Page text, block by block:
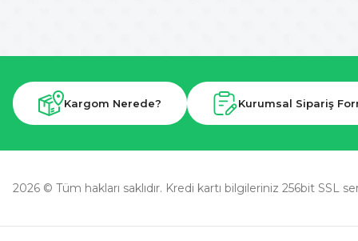
Kargom Nerede? Kurumsal Sipariş
2026 © Tüm hakları saklıdır. Kredi kartı bilgileriniz 256bit SSL